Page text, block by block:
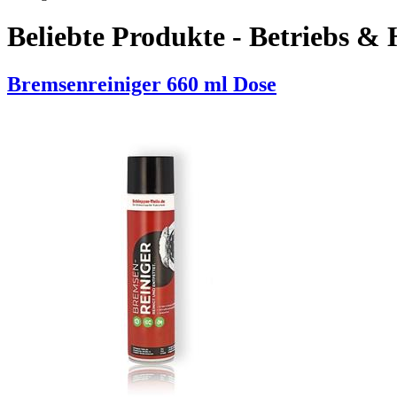
Beliebte Produkte - Betriebs &
Bremsenreiniger 660 ml Dose